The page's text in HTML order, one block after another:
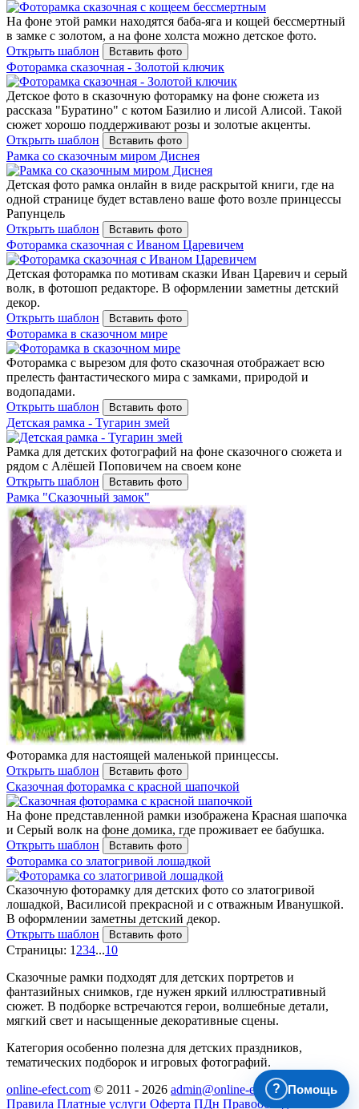
На фоне этой рамки находятся баба-яга и кощей бессмертный
в замке с золотом, а на фоне холста можно детское фото.
Открыть шаблон
Вставить фото
Фоторамка сказочная - Золотой ключик
Детское фото в сказочную фоторамку на фоне сюжета из
рассказа "Буратино" с котом Базилио и лисой Алисой. Такой
сюжет хорошо поддерживают розы и золотые акценты.
Открыть шаблон
Вставить фото
Рамка со сказочным миром Диснея
Детская фото рамка онлайн в виде раскрытой книги, где на
одной странице будет вставлено ваше фото возле принцессы
Рапунцель
Открыть шаблон
Вставить фото
Фоторамка сказочная с Иваном Царевичем
Детская фоторамка по мотивам сказки Иван Царевич и серый
волк, в фотошоп редакторе. В оформлении заметны детский
декор.
Открыть шаблон
Вставить фото
Фоторамка в сказочном мире
Фоторамка с вырезом для фото сказочная отображает всю
прелесть фантастического мира с замками, природой и
водопадами.
Открыть шаблон
Вставить фото
Детская рамка - Тугарин змей
Рамка для детских фотографий на фоне сказочного сюжета и
рядом с Алёшей Поповичем на своем коне
Открыть шаблон
Вставить фото
Рамка "Сказочный замок"
Фоторамка для настоящей маленькой принцессы.
Открыть шаблон
Вставить фото
Сказочная фоторамка с красной шапочкой
На фоне представленной рамки изображена Красная шапочка
и Серый волк на фоне домика, где проживает ее бабушка.
Открыть шаблон
Вставить фото
Фоторамка со златогривой лошадкой
Сказочную фоторамку для детских фото со златогривой
лошадкой, Василисой прекрасной и с отважным Иванушкой.
В оформлении заметны детский декор.
Открыть шаблон
Вставить фото
Страницы: 1 234...10
Сказочные рамки подходят для детских портретов и
фантазийных снимков, где нужен яркий иллюстративный
сюжет. В подборке встречаются герои, волшебные детали,
мягкий свет и насыщенные декоративные сцены.
Категория особенно полезна для детских праздников,
тематических подборок и игровых фотографий.
online-efect.com © 2011 - 2026 admin@online-efect.com
Правила Платные услуги Оферта ПДн Правообладателям
? Помощь